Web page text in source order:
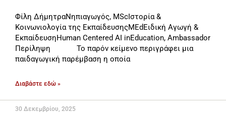
Φίλη ΔήμητραΝηπιαγωγός, MScΙστορία &
Κοινωνιολογία της ΕκπαίδευσηςMEdΕιδική Αγωγή &
ΕκπαίδευσηHuman Centered AI inEducation, Ambassador
Περίληψη Το παρόν κείμενο περιγράφει μια
παιδαγωγική παρέμβαση η οποία
Διαβάστε εδώ »
30 Δεκεμβρίου, 2025